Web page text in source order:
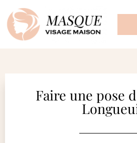
Faire une pose